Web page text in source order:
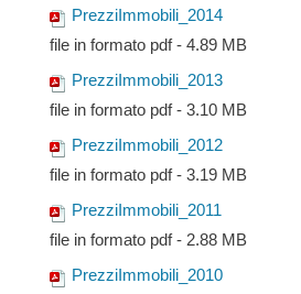
PrezziImmobili_2014
file in formato pdf - 4.89 MB
PrezziImmobili_2013
file in formato pdf - 3.10 MB
PrezziImmobili_2012
file in formato pdf - 3.19 MB
PrezziImmobili_2011
file in formato pdf - 2.88 MB
PrezziImmobili_2010